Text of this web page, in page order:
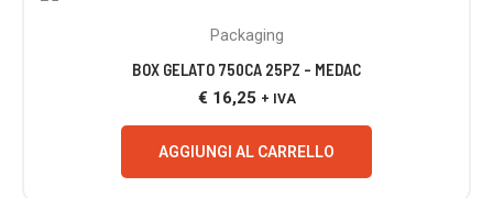
Packaging
BOX GELATO 750CA 25PZ – MEDAC
€ 16,25 + IVA
AGGIUNGI AL CARRELLO